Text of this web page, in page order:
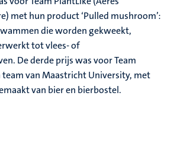
met hun product ‘Pulled mushroom’:
die worden gekweekt,
tot vlees- of
De derde prijs was voor Team
team van Maastricht University, met
van bier en bierbostel.